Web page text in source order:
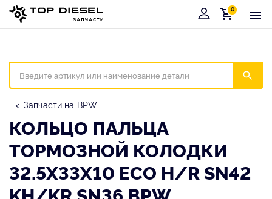
Корзина
0
Запчасти на BPW
КОЛЬЦО ПАЛЬЦА
ТОРМОЗНОЙ КОЛОДКИ
32.5X33X10 ECO H/R SN42